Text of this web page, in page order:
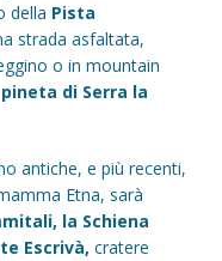
della Pista
strada asfaltata,
o in mountain
pineta di Serra la
antiche, e più recenti,
Etna, sarà
la Schiena
Escrivà, cratere